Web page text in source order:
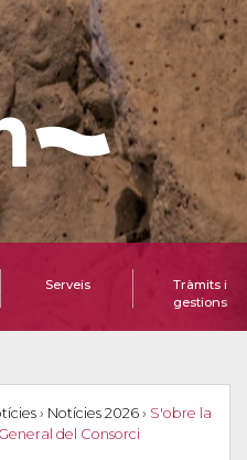
Serveis
Tràmits i
gestions
› Notícies 2026 › S'obre la
del Consorci